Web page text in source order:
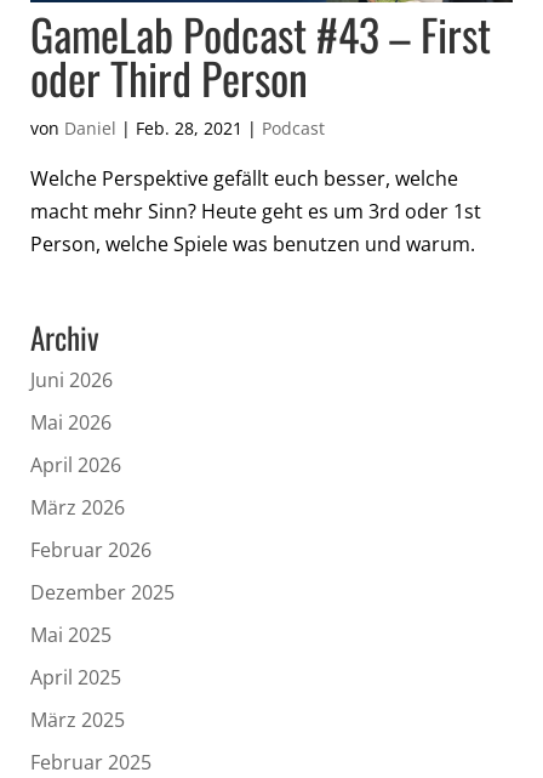
GameLab Podcast #43 – First
oder Third Person
von Daniel | Feb. 28, 2021 | Podcast
Welche Perspektive gefällt euch besser, welche
macht mehr Sinn? Heute geht es um 3rd oder 1st
Person, welche Spiele was benutzen und warum.
Archiv
Juni 2026
Mai 2026
April 2026
März 2026
Februar 2026
Dezember 2025
Mai 2025
April 2025
März 2025
Februar 2025